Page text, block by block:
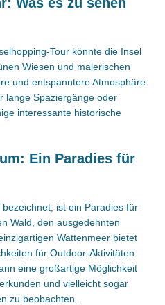
Tour könnte die Insel
Wiesen und malerischen
und entspanntere Atmosphäre
lange Spaziergänge oder
interessante historische
Ein Paradies für
ist ein Paradies für
Wald, den ausgedehnten
Wattenmeer bietet
für Outdoor-Aktivitäten.
eine großartige Möglichkeit
und vielleicht sogar
zu beobachten.